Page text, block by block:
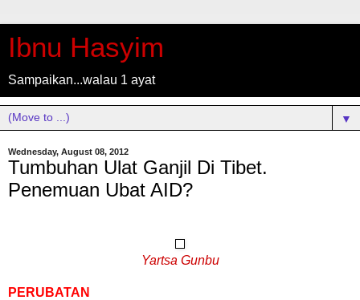
Ibnu Hasyim
Sampaikan...walau 1 ayat
▼
Wednesday, August 08, 2012
Tumbuhan Ulat Ganjil Di Tibet.
Penemuan Ubat AID?
Yartsa Gunbu
PERUBATAN